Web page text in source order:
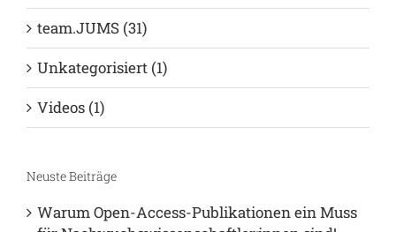
team.JUMS (31)
Unkategorisiert (1)
Videos (1)
Neuste Beiträge
Warum Open-Access-Publikationen ein Muss